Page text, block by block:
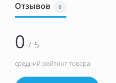
Отзывов 0
0 / 5
средний рейтинг товара